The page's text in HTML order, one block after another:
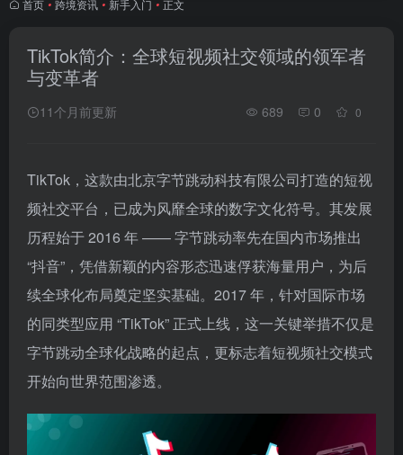
首页 • 跨境资讯 • 新手入门 • 正文
TikTok简介：全球短视频社交领域的领军者
与变革者
11个月前更新 689 0 0
TikTok，这款由北京字节跳动科技有限公司打造的短视
频社交平台，已成为风靡全球的数字文化符号。其发展
历程始于 2016 年 —— 字节跳动率先在国内市场推出
“抖音”，凭借新颖的内容形态迅速俘获海量用户，为后
续全球化布局奠定坚实基础。2017 年，针对国际市场
的同类型应用 “TikTok” 正式上线，这一关键举措不仅是
字节跳动全球化战略的起点，更标志着短视频社交模式
开始向世界范围渗透。